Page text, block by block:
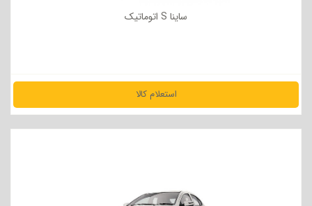
ساینا S اتوماتیک
استعلام کالا
مشاهده جزئیات